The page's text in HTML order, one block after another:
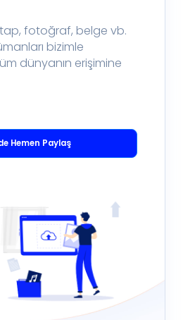
fotoğraf, belge vb.
bizimle
dünyanın erişimine
Hemen Paylaş